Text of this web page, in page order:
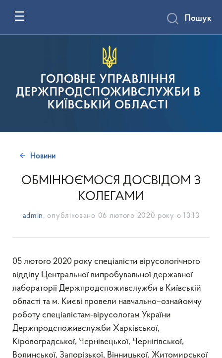
ГОЛОВНЕ УПРАВЛІННЯ
ДЕРЖПРОДСПОЖИВСЛУЖБИ В
КИЇВСЬКІЙ ОБЛАСТІ
Пошук
Новини
ОБМІНЮЄМОСЯ ДОСВІДОМ З
КОЛЕГАМИ
admin , опубліковано 06 лютого 2020 року о 13:13
05 лютого 2020 року спеціалісти вірусологічного
відділу Центральної випробувальної державної
лабораторії Держпродспоживслужби в Київській
області та м. Києві провели навчально–ознайомчу
роботу спеціалістам-вірусологам України
Держпродспоживслужби Харківської,
Кіровоградської, Чернівецької, Чернігівської,
Волинської, Запорізької, Вінницької, Житомирської